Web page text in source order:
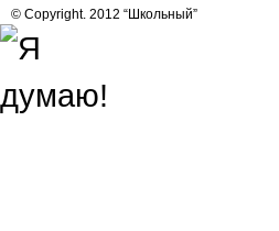
© Copyright. 2012 “Школьный”